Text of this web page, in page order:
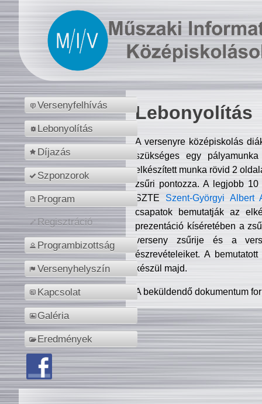
Versenyfelhívás
Lebonyolítás
Díjazás
Szponzorok
Program
Regisztráció
Programbizottság
Versenyhelyszín
Kapcsolat
Galéria
Eredmények
Lebonyolítás
A versenyre középiskolás
szükséges egy
elkészített munka rövid 2
zsűri pontozza. A legjobb
SZTE Szent-Györgyi Albert
csapatok bemutatják az
prezentáció kíséretében a
verseny zsűrije és a
észrevételeiket. A
készül majd.
A beküldendő dokumentum